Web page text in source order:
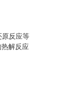
反应等
解反应